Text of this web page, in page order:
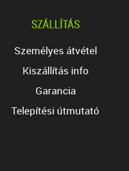
SZÁLLÍTÁS
Személyes átvétel
Kiszállítás info
Garancia
Telepítési útmutató